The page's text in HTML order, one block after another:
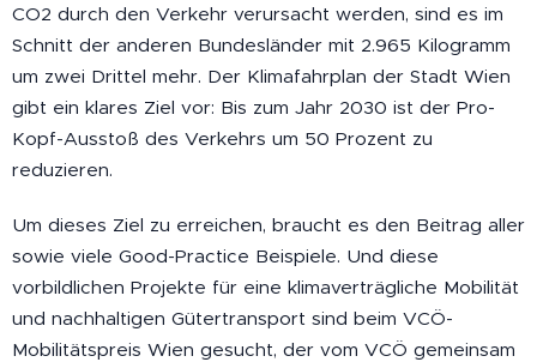
CO2 durch den Verkehr verursacht werden, sind es im
Schnitt der anderen Bundesländer mit 2.965 Kilogramm
um zwei Drittel mehr. Der Klimafahrplan der Stadt Wien
gibt ein klares Ziel vor: Bis zum Jahr 2030 ist der Pro-
Kopf-Ausstoß des Verkehrs um 50 Prozent zu
reduzieren.
Um dieses Ziel zu erreichen, braucht es den Beitrag aller
sowie viele Good-Practice Beispiele. Und diese
vorbildlichen Projekte für eine klimaverträgliche Mobilität
und nachhaltigen Gütertransport sind beim VCÖ-
Mobilitätspreis Wien gesucht, der vom VCÖ gemeinsam